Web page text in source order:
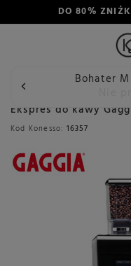
DO 80%
Bohater
Wstecz Konesso
Ekspres do kawy
Kod Konesso: 16357